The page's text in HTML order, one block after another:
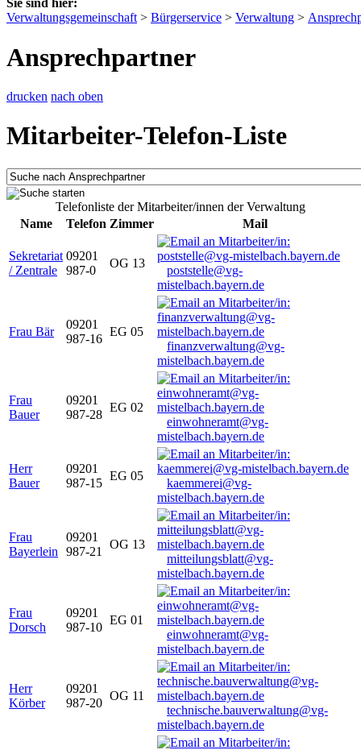
Sie sind hier:
Verwaltungsgemeinschaft > Bürgerservice > Verwaltung >
Ansprechpartner
drucken nach oben
Mitarbeiter-Telefon-Liste
Telefonliste der Mitarbeiter/innen der Verwaltung
Name
Telefon Zimmer Mail
Sekretariat
/ Zentrale
09201
987-0
OG 13
poststelle@vg-
mistelbach.bayern.de
Frau Bär
09201
987-16
EG 05
finanzverwaltung@vg-
mistelbach.bayern.de
Frau
Bauer
09201
987-28
EG 02
einwohneramt@vg-
mistelbach.bayern.de
Herr
Bauer
09201
987-15
EG 05
kaemmerei@vg-
mistelbach.bayern.de
Frau
Bayerlein
09201
987-21
OG 13
mitteilungsblatt@vg-
mistelbach.bayern.de
Frau
Dorsch
09201
987-10
EG 01
einwohneramt@vg-
mistelbach.bayern.de
Herr
Körber
09201
987-20
OG 11
technische.bauverwaltung@vg-
mistelbach.bayern.de